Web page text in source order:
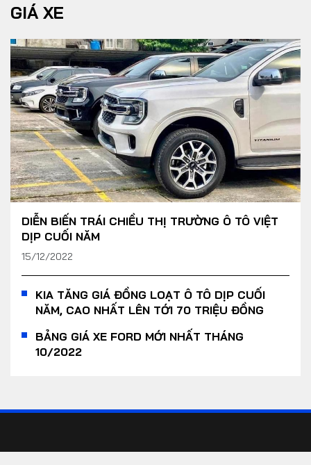
GIÁ XE
DIỄN BIẾN TRÁI CHIỀU THỊ TRƯỜNG Ô TÔ VIỆT
DỊP CUỐI NĂM
15/12/2022
KIA TĂNG GIÁ ĐỒNG LOẠT Ô TÔ DỊP CUỐI
NĂM, CAO NHẤT LÊN TỚI 70 TRIỆU ĐỒNG
BẢNG GIÁ XE FORD MỚI NHẤT THÁNG
10/2022